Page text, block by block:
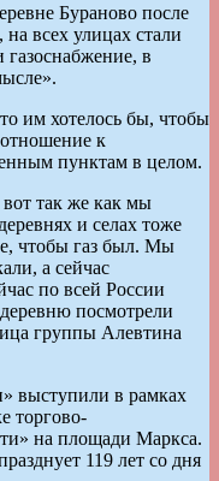
Бураново после
всех улицах стали
в
им хотелось бы, чтобы
к
пунктам в целом.
так же как мы
и селах тоже
чтобы газ был. Мы
а сейчас
по всей России
посмотрели
группы Алевтина
выступили в рамках
торгово-
на площади Маркса.
119 лет со дня